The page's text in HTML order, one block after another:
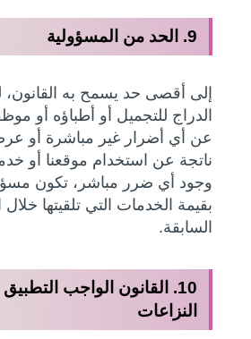
9. الحد من المسؤولية
إلى أقصى حد يسمح به
الدراج للتجميل أو أطباؤه أو
عن أي أضرار غير مباشرة أو
ناتجة عن استخدام موقعنا أو
وجود أي ضرر مباشر، تكون
بقيمة الخدمات التي تلقيتها
السابقة.
10. القانون الواجب
النزاعات